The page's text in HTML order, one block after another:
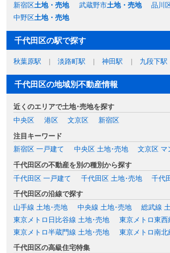
新宿区土地・売地 武蔵野市土地・売地 品川
中野区土地・売地
千代田区の駅で探す
秋葉原駅 淡路町駅 神田駅 九段下駅
千代田区の地域別不動産情報
近くのエリアで土地･売地を探す
中央区
港区 文京区
新宿区
注目キーワード
新宿区 一戸建て
中央区 土地･売地
文京区 マ
千代田区の不動産を別の種別から探す
千代田区 一戸建て
千代田区 土地･売地 千代
千代田区の沿線で探す
山手線 土地･売地
中央線 土地･売地 総武線
東京メトロ日比谷線 土地･売地
東京メトロ東西
東京メトロ半蔵門線 土地･売地
東京メトロ南北
千代田区の高級住宅特集